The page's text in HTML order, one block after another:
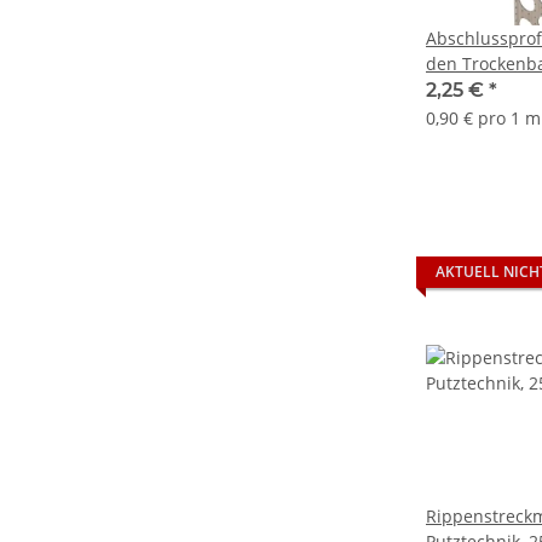
den
Aluminium,
Prägung 250
2,25 € *
0,90 € pro 1 m
AKTUELL